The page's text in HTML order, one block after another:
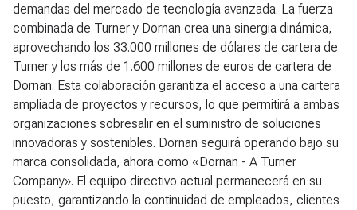
demandas del mercado de tecnología avanzada. La fuerza
combinada de Turner y Dornan crea una sinergia dinámica,
aprovechando los 33.000 millones de dólares de cartera de
Turner y los más de 1.600 millones de euros de cartera de
Dornan. Esta colaboración garantiza el acceso a una cartera
ampliada de proyectos y recursos, lo que permitirá a ambas
organizaciones sobresalir en el suministro de soluciones
innovadoras y sostenibles. Dornan seguirá operando bajo su
marca consolidada, ahora como «Dornan - A Turner
Company». El equipo directivo actual permanecerá en su
puesto, garantizando la continuidad de empleados, clientes